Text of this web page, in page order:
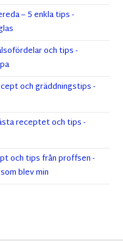
– 5 enkla tips -
och tips -
och gräddningstips -
receptet och tips -
och tips från proffsen -
blev min